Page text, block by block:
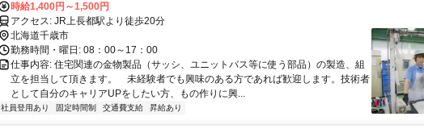
時給1,400円～1,500円
アクセス: JR上長都駅より徒歩20分
北海道千歳市
勤務時間・曜日: 08：00～17：00
仕事内容: 住宅関連の金物製品（サッシ、ユニットバス等に使う部品）の製造、組
立を担当して頂きます。 未経験者でも興味のある方であれば歓迎します。技術者
として自分のキャリアUPをしたい方、もの作りに興...
社員登用あり 固定時間制 交通費支給 昇給あり